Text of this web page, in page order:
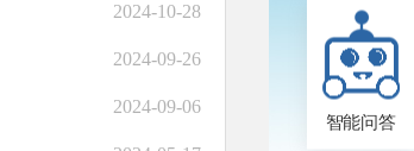
2024-10-28
2024-09-26
2024-09-06
智能问答